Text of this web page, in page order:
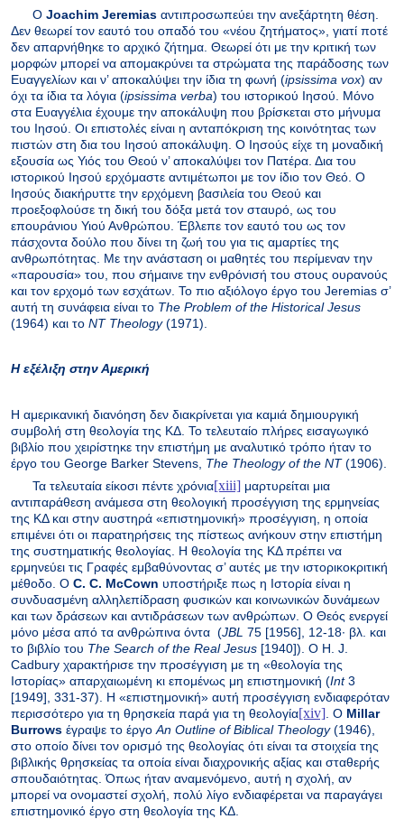
Ο Joachim Jeremias αντιπροσωπεύει την ανεξάρτητη θέση.
Δεν θεωρεί τον εαυτό του οπαδό του «νέου ζητήματος», γιατί ποτέ
δεν απαρνήθηκε το αρχικό ζήτημα. Θεωρεί ότι με την κριτική των
μορφών μπορεί να απομακρύνει τα στρώματα της παράδοσης των
Ευαγγελίων και ν’ αποκαλύψει την ίδια τη φωνή (ipsissima vox) αν
όχι τα ίδια τα λόγια (ipsissima verba) του ιστορικού Ιησού. Μόνο
στα Ευαγγέλια έχουμε την αποκάλυψη που βρίσκεται στο μήνυμα
του Ιησού. Οι επιστολές είναι η ανταπόκριση της κοινότητας των
πιστών στη δια του Ιησού αποκάλυψη. Ο Ιησούς είχε τη μοναδική
εξουσία ως Υιός του Θεού ν’ αποκαλύψει τον Πατέρα. Δια του
ιστορικού Ιησού ερχόμαστε αντιμέτωποι με τον ίδιο τον Θεό. Ο
Ιησούς διακήρυττε την ερχόμενη βασιλεία του Θεού και
προεξοφλούσε τη δική του δόξα μετά τον σταυρό, ως του
επουράνιου Υιού Ανθρώπου. Έβλεπε τον εαυτό του ως τον
πάσχοντα δούλο που δίνει τη ζωή του για τις αμαρτίες της
ανθρωπότητας. Με την ανάσταση οι μαθητές του περίμεναν την
«παρουσία» του, που σήμαινε την ενθρόνισή του στους ουρανούς
και τον ερχομό των εσχάτων. Το πιο αξιόλογο έργο του Jeremias σ’
αυτή τη συνάφεια είναι το The Problem of the Historical Jesus
(1964) και το NT Theology(1971).
Η εξέλιξη στην Αμερική
Η αμερικανική διανόηση δεν διακρίνεται για καμιά δημιουργική
συμβολή στη θεολογία της ΚΔ. Το τελευταίο πλήρες εισαγωγικό
βιβλίο που χειρίστηκε την επιστήμη με αναλυτικό τρόπο ήταν το
έργο του George Barker Stevens The Theology of the NT (1906).
Τα τελευταία είκοσι πέντε χρόνια[xiii] μαρτυρείται μια
αντιπαράθεση ανάμεσα στη θεολογική προσέγγιση της ερμηνείας
της ΚΔ και στην αυστηρά «επιστημονική» προσέγγιση, η οποία
επιμένει ότι οι παρατηρήσεις της πίστεως ανήκουν στην επιστήμη
της συστηματικής θεολογίας. Η θεολογία της ΚΔ πρέπει να
ερμηνεύει τις Γραφές εμβαθύνοντας σ’ αυτές με την ιστορικοκριτική
μέθοδο. Ο C. C. McCown υποστήριξε πως η Ιστορία είναι η
συνδυασμένη αλληλεπίδραση φυσικών και κοινωνικών δυνάμεων
και των δράσεων και αντιδράσεων των ανθρώπων. Ο Θεός ενεργεί
μόνο μέσα από τα ανθρώπινα όντα (JBL 75 [1956], 12-18· βλ. και
το βιβλίο του The Search of the Real Jesus [1940]). Ο H J
Cadbury χαρακτήρισε την προσέγγιση με τη «θεολογία της
Ιστορίας» απαρχαιωμένη κι επομένως μη επιστημονική (Int3
[1949], 331-37). Η «επιστημονική» αυτή προσέγγιση ενδιαφερόταν
περισσότερο για τη θρησκεία παρά για τη θεολογία[xiv] . Ο Millar
Burrows έγραψε το έργο An Outline of Biblical Theology(1946),
στο οποίο δίνει τον ορισμό της θεολογίας ότι είναι τα στοιχεία της
βιβλικής θρησκείας τα οποία είναι διαχρονικής αξίας και σταθερής
σπουδαιότητας. Όπως ήταν αναμενόμενο, αυτή η σχολή, αν
μπορεί να ονομαστεί σχολή, πολύ λίγο ενδιαφέρεται να παραγάγει
επιστημονικό έργο στη θεολογία της ΚΔ.